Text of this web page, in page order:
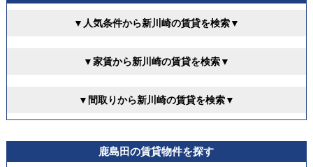
▼人気条件から新川崎の賃貸を検索▼
▼家賃から新川崎の賃貸を検索▼
▼間取りから新川崎の賃貸を検索▼
鹿島田の賃貸物件を探す